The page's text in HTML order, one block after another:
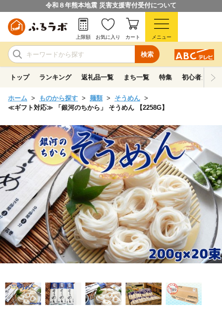
令和８年熊本地震 災害支援寄付受付について
検索
上限額 お気に入り カート メニュー
トップ ランキング 返礼品一覧 まち一覧 特集 初心者ガイド
ホーム ものから探す 麺類
そうめん
≪ギフト対応≫ 「銀河のちから」 そうめん 【2258G】